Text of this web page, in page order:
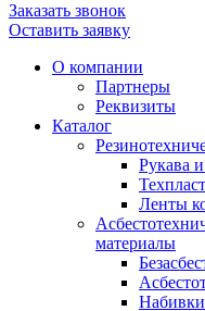
Заказать звонок
Оставить заявку
О компании
Партнеры
Реквизиты
Каталог
Рукава
Ленты
материалы